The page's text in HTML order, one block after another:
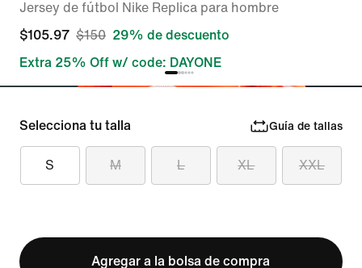
Jersey de fútbol Nike Replica para hombre
$105.97 $150 29% de descuento
Extra 25% Off w/ code: DAYONE
Selecciona tu talla Guía de tallas
S M L XL XXL
Agregar a la bolsa de compra